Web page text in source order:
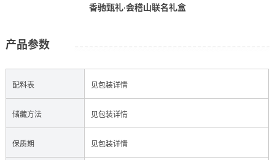
香驰甄礼·会稽山联名礼盒
产品参数
配料表 见包装详情
储藏方法 见包装详情
保质期 见包装详情